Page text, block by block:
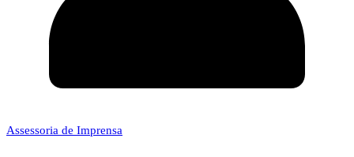
Assessoria de Imprensa